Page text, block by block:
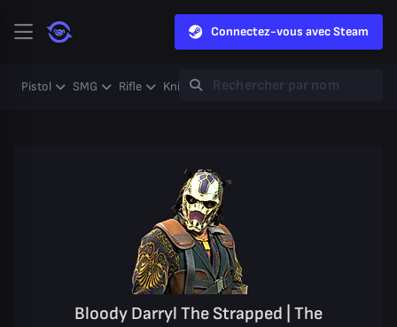
Connectez-vous avec Steam
Pistol SMG Rifle Knife Gloves Heavy Case
Bloody Darryl The Strapped | The